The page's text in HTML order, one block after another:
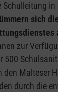
sich
zur
500
den Malteser
durch die